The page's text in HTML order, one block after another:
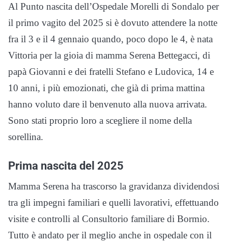
Al Punto nascita dell’Ospedale Morelli di Sondalo per
il primo vagito del 2025 si è dovuto attendere la notte
fra il 3 e il 4 gennaio quando, poco dopo le 4, è nata
Vittoria per la gioia di mamma Serena Bettegacci, di
papà Giovanni e dei fratelli Stefano e Ludovica, 14 e
10 anni, i più emozionati, che già di prima mattina
hanno voluto dare il benvenuto alla nuova arrivata.
Sono stati proprio loro a scegliere il nome della
sorellina.
Prima nascita del 2025
Mamma Serena ha trascorso la gravidanza dividendosi
tra gli impegni familiari e quelli lavorativi, effettuando
visite e controlli al Consultorio familiare di Bormio.
Tutto è andato per il meglio anche in ospedale con il